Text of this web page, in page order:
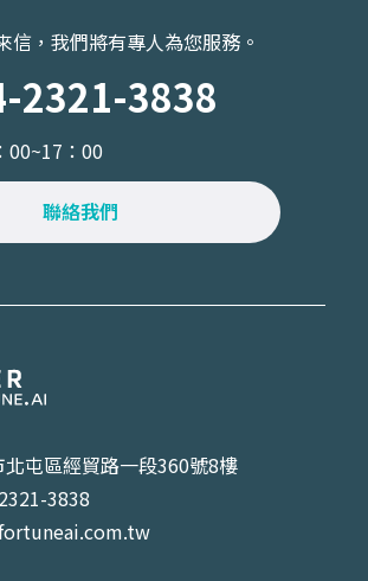
信，我們將有專人為您服務。
2321-3838
00~17：00
聯絡我們
屯區經貿路一段360號8樓
3838